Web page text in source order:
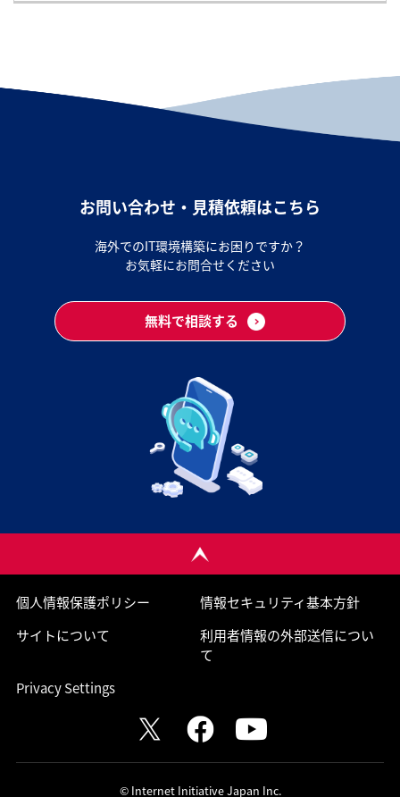
お問い合わせ・見積依頼はこちら
海外でのIT環境構築にお困りですか？
お気軽にお問合せください
無料で相談する
個人情報保護ポリシー
情報セキュリティ基本方針
サイトについて
利用者情報の外部送信につい
て
Privacy Settings
© Internet Initiative Japan Inc.